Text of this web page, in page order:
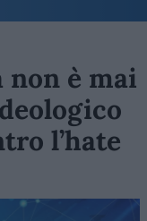
non è mai
l’hate